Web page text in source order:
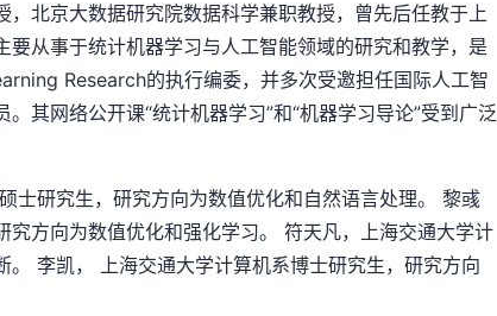
北京大数据研究院数据科学兼职教授，曾先后任教于上
从事于统计机器学习与人工智能领域的研究和教学，是
Research的执行编委，并多次受邀担任国际人工智
其网络公开课“统计机器学习”和“机器学习导论”受到广泛
士研究生，研究方向为数值优化和自然语言处理。 黎彧
方向为数值优化和强化学习。 符天凡，上海交通大学计
李凯， 上海交通大学计算机系博士研究生，研究方向